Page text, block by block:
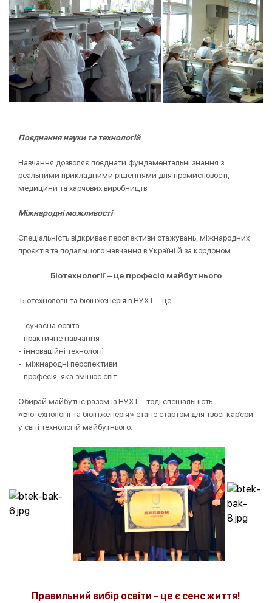
Поєднання науки та технологій
Навчання дозволяє поєднати фундаментальні знання з
реальними прикладними рішеннями для промисловості,
медицини та харчових виробництв
Міжнародні можливості
Спеціальність відкриває перспективи стажувань, міжнародних
проєктів та подальшого навчання в Україні й за кордоном
Біотехнології – це професія майбутнього
Біотехнології та біоінженерія в НУХТ – це:
- сучасна освіта
- практичне навчання
- інноваційні технології
- міжнародні перспективи
- професія, яка змінює світ
Обирай майбутнє разом із НУХТ - тоді спеціальність
«Біотехнології та біоінженерія» стане стартом для твоєї кар’єри
у світі технологій майбутнього.
Правильний вибір освіти – це є сенс життя!